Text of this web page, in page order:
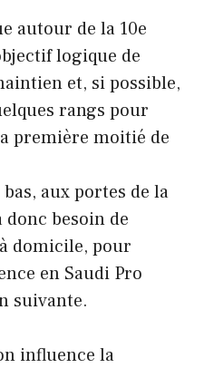
autour de la 10e
logique de
et, si possible,
rangs pour
première moitié de
aux portes de la
donc besoin de
domicile, pour
en Saudi Pro
suivante.
influence la